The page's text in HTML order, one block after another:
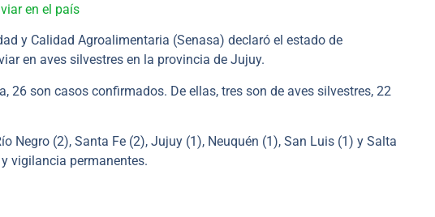
en el país
y Calidad Agroalimentaria (Senasa) declaró el estado de
en aves silvestres en la provincia de Jujuy.
son casos confirmados. De ellas, tres son de aves silvestres, 22
Negro (2), Santa Fe (2), Jujuy (1), Neuquén (1), San Luis (1) y Salta
vigilancia permanentes.